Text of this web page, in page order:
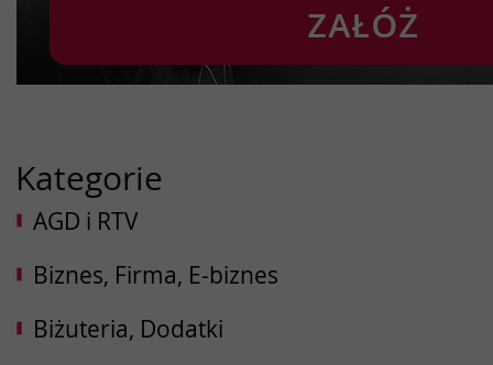
Kategorie
AGD i RTV
Biznes, Firma, E-biznes
Biżuteria, Dodatki